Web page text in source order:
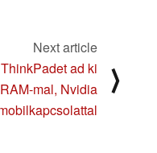
Next article
ad ki
mal, Nvidia
⟩